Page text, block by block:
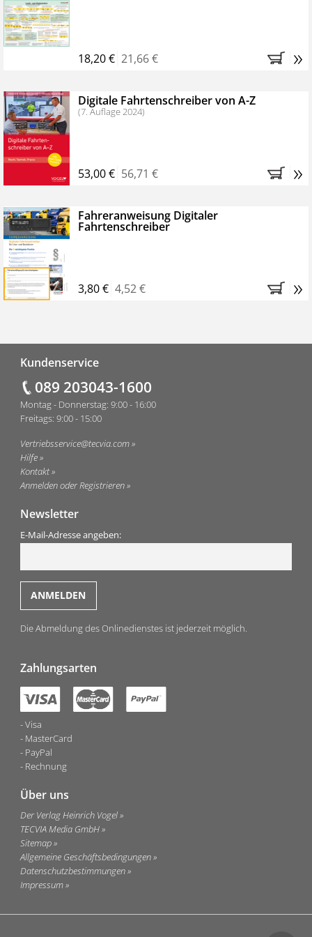
Bestellen Sie jetzt das VerkehrsRundschau Profipaket im
Kennenlern-Abo für zwei Monate (inkl. der derzeitig
Monaten brauchen Sie nichts weiter tun, das
Abonnement endet automatisch, es entstehen keine
weiteren Verpflichtungen.
18,20 € 21,66 € »
Digitale Fahrtenschreiber von A-Z
(7. Auflage 2024)
53,00 € 56,71 € »
Fahreranweisung Digitaler
Fahrtenschreiber
3,80 € 4,52 € »
Kundenservice
089 203043-1600
Montag - Donnerstag: 9:00 - 16:00
Freitags: 9:00 - 15:00
Vertriebsservice@tecvia.com
Hilfe
Kontakt
Anmelden oder Registrieren
Newsletter
E-Mail-Adresse angeben:
Die Abmeldung des Onlinedienstes ist jederzeit möglich.
Zahlungsarten
Visa
MasterCard
PayPal
Rechnung
Über uns
Der Verlag Heinrich Vogel
TECVIA Media GmbH
Sitemap
Allgemeine Geschäftsbedingungen
Datenschutzbestimmungen
Impressum